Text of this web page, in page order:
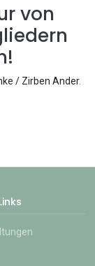
von
/ Zirben Ander.